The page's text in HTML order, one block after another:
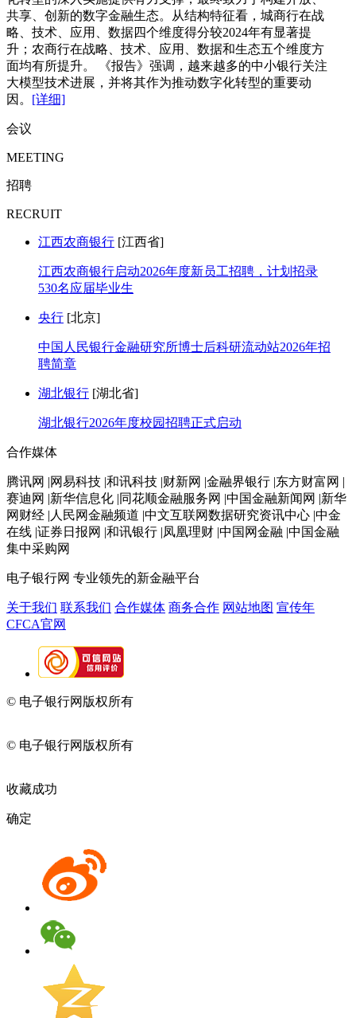
共享、创新的数字金融生态。从结构特征看，城商行在战
略、技术、应用、数据四个维度得分较2024年有显著提
升；农商行在战略、技术、应用、数据和生态五个维度方
面均有所提升。 《报告》强调，越来越多的中小银行关注
大模型技术进展，并将其作为推动数字化转型的重要动
因。 [详细]
会议
MEETING
招聘
RECRUIT
江西农商银行 [江西省]
江西农商银行启动2026年度新员工招聘，计划招录
530名应届毕业生
央行 [北京]
中国人民银行金融研究所博士后科研流动站2026年招
聘简章
湖北银行 [湖北省]
湖北银行2026年度校园招聘正式启动
合作媒体
腾讯网 |网易科技 |和讯科技 |财新网 |金融界银行 |东方财富网 |
赛迪网 |新华信息化 |同花顺金融服务网 |中国金融新闻网 |新华
网财经 |人民网金融频道 |中文互联网数据研究资讯中心 |中金
在线 |证券日报网 |和讯银行 |凤凰理财 |中国网金融 |中国金融
集中采购网
电子银行网 专业领先的新金融平台
关于我们 联系我们 合作媒体 商务合作 网站地图 宣传年
CFCA官网
© 电子银行网版权所有
© 电子银行网版权所有
收藏成功
确定